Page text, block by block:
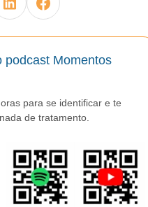
podcast Momentos
para se identificar e te
de tratamento.